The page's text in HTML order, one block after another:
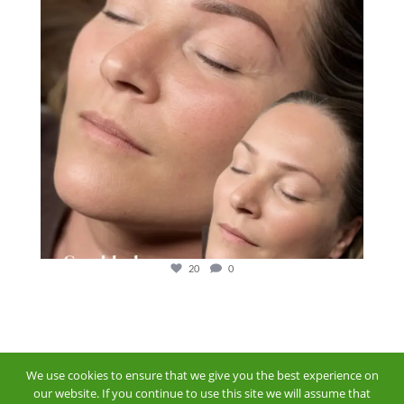
20 0
We use cookies to ensure that we give you the best experience on
our website. If you continue to use this site we will assume that